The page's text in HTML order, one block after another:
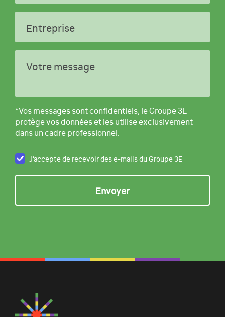
Entreprise
Votre message
*Vos messages sont confidentiels, le Groupe 3E
protège vos données et les utilise exclusivement
dans un cadre professionnel.
J’accepte de recevoir des e-mails du Groupe 3E